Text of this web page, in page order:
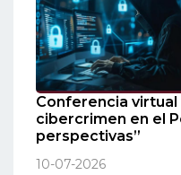
Conferencia virtual
cibercrimen en el
perspectivas”
10-07-2026